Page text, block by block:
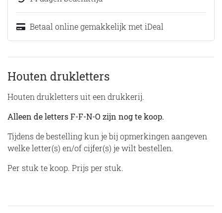
Betaal online gemakkelijk met iDeal
Houten drukletters
Houten drukletters uit een drukkerij.
Alleen de letters F-F-N-O zijn nog te koop.
Tijdens de bestelling kun je bij opmerkingen aangeven
welke letter(s) en/of cijfer(s) je wilt bestellen.
Per stuk te koop. Prijs per stuk.